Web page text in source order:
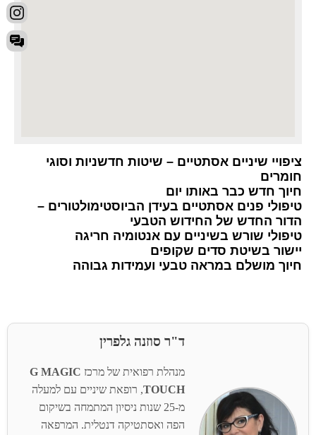
ציפויי שיניים אסתטיים – שיטות חדשניות וסוגי
חומרים
חיוך חדש כבר באותו יום
טיפולי פנים אסתטיים בעידן הביוסטימולטורים –
הדור החדש של החידוש הטבעי
טיפולי שורש בשיניים עם אנטומיה חריגה
יישור בשיטת סדים שקופים
חיוך מושלם במראה טבעי ועמידות גבוהה
ד"ר סוזנה גלפרין
מנהלת רפואית של מרכז G MAGIC
TOUCH, רופאת שיניים עם למעלה
מ-25 שנות ניסיון המתמחה בשיקום
הפה ואסתטיקה דנטלית. המרפאה